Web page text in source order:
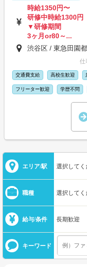
時給1350円〜
研修中時給1300円
▼研修期間
3ヶ月or80～...
渋谷区 / 東急田園
仕
交通費支給 高校生歓迎
フリーター歓迎 学歴不問
エリア/駅 選択してく
職種 選択してく
給与/条件 長期歓迎
キーワード